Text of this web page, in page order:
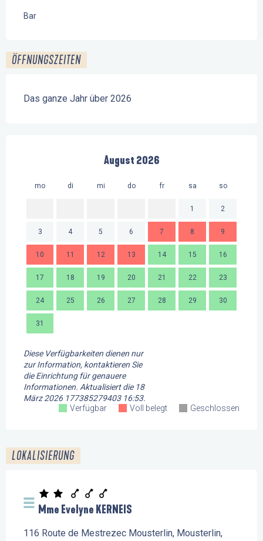
Bar
ÖFFNUNGSZEITEN
Das ganze Jahr über 2026
August 2026
mo di mi do fr sa so
1 2
3 4 5 6 7 8 9
10 11 12 13 14 15 16
17 18 19 20 21 22 23
24 25 26 27 28 29 30
31
Diese Verfügbarkeiten dienen nur
zur Information, kontaktieren Sie
die Einrichtung für genauere
Informationen. Aktualisiert die18
März 2026 177385279403 16:53.
Verfügbar
Voll belegt Geschlossen
LOKALISIERUNG
Mme Evelyne KERNEIS
116 Route de Mestrezec Mousterlin, Mousterlin,